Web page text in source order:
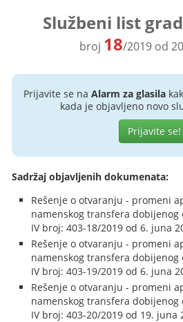
Službeni list
broj 18/2019 od
Prijavite se na Alarm za glasila
kada je objavljeno novo
Prijavite se!
Sadržaj objavljenih dokumenata:
Rešenje o otvaranju - promeni
namenskog transfera dobijenog
IV broj: 403-18/2019 od 6. juna
Rešenje o otvaranju - promeni
namenskog transfera dobijenog
IV broj: 403-19/2019 od 6. juna
Rešenje o otvaranju - promeni
namenskog transfera dobijenog
IV broj: 403-20/2019 od 19. juna